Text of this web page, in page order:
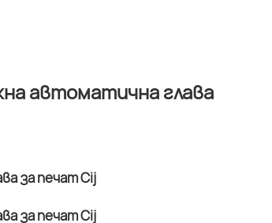
автоматична глава